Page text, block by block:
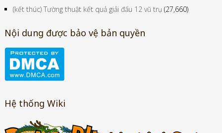
(kết thúc) Tường thuật kết quả giải đấu 12 vũ trụ (27,660)
Nội dung được bảo vệ bản quyền
Hệ thống Wiki